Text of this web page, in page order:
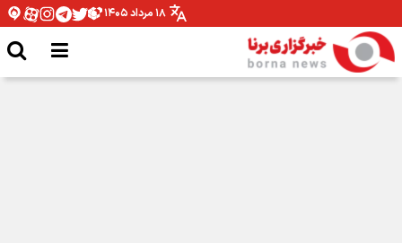
۱۸ مرداد ۱۴۰۵